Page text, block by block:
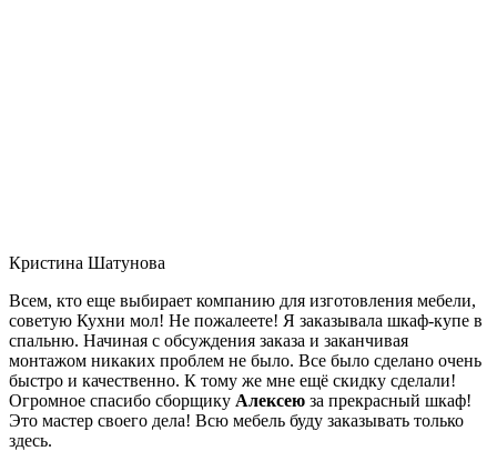
Кристина Шатунова
Всем, кто еще выбирает компанию для изготовления мебели,
советую Кухни мол! Не пожалеете! Я заказывала шкаф-купе в
спальню. Начиная с обсуждения заказа и заканчивая
монтажом никаких проблем не было. Все было сделано очень
быстро и качественно. К тому же мне ещё скидку сделали!
Огромное спасибо сборщику Алексею за прекрасный шкаф!
Это мастер своего дела! Всю мебель буду заказывать только
здесь.